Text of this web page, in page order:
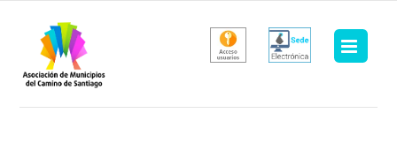
contenido